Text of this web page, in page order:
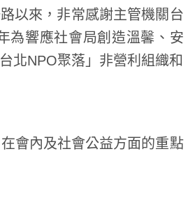
以來，非常感謝主管機關台
為響應社會局創造溫馨、安
北NPO聚落」非營利組織和
會內及社會公益方面的重點